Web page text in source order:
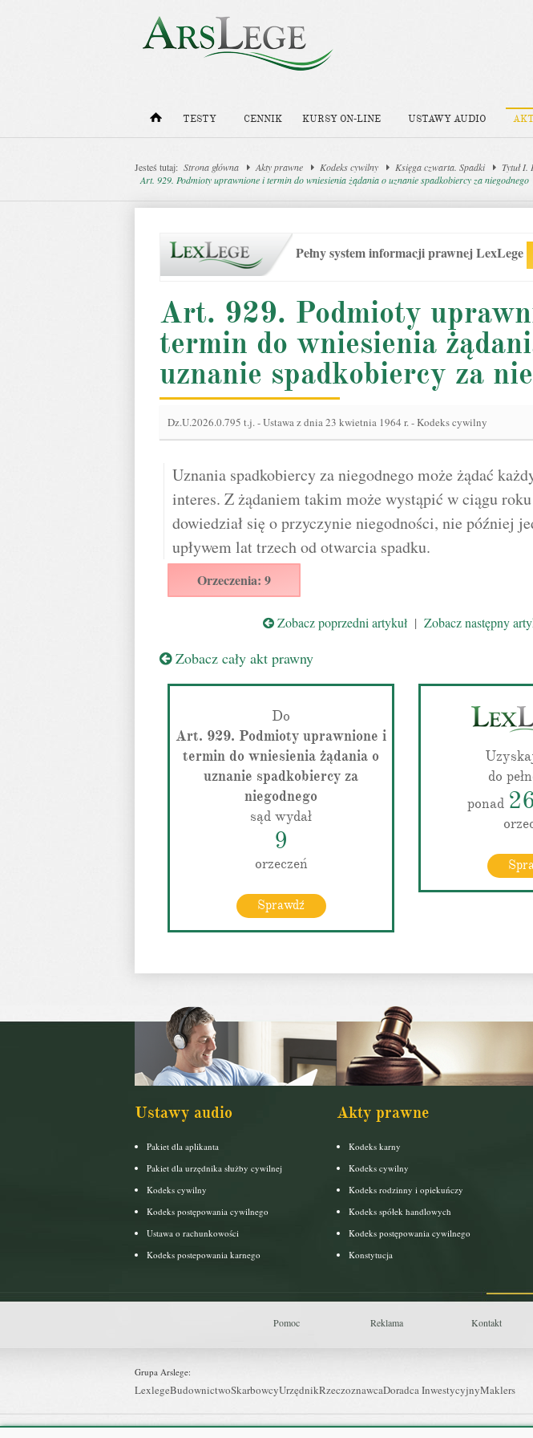
TESTY CENNIK KURSY ON-LINE USTAWY AUDIO
Jesteś tutaj: Strona główna Akty prawne Kodeks cywilny Księga czwarta. Spadki
Tytuł I.
Art. 929. Podmioty uprawnione i termin do wniesienia żądania o uznanie spadkobiercy za niegodnego
Pełny system informacji prawnej LexLege
Art. 929. Podmioty
termin do wniesienia
uznanie spadkobiercy za
Dz.U.2026.0.795 t.j.-Ustawa z dnia 23 kwietnia 1964 r. - Kodeks cywilny
Uznania spadkobiercy za niegodnego może żądać
interes. Z żądaniem takim może wystąpić w ciągu
dowiedział się o przyczynie niegodności, nie później
upływem lat trzech od otwarcia spadku.
Orzeczenia: 9
Zobacz poprzedni artykuł| Zobacz następny
Zobacz cały akt prawny
Do
Art. 929. Podmioty uprawnione i
termin do wniesienia żądania o
uznanie spadkobiercy za
niegodnego
sąd wydał
9
orzeczeń
Sprawdź
do
ponad
Ustawy audio
Pakiet dla aplikanta
Pakiet dla urzędnika służby cywilnej
Kodeks cywilny
Kodeks postępowania cywilnego
Ustawa o rachunkowości
Kodeks postepowania karnego
Akty prawne
Kodeks karny
Kodeks cywilny
Kodeks rodzinny i opiekuńczy
Kodeks spółek handlowych
Kodeks postępowania cywilnego
Konstytucja
Pomoc Reklama Kontakt
Grupa Arslege:
LexlegeBudownictwoSkarbowcyUrzędnikRzeczoznawcaDoradca InwestycyjnyMaklers
Grupa Bonnier: